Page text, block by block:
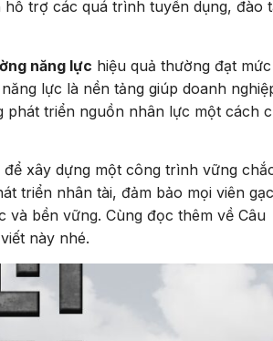
trợ các quá trình tuyển dụng, đào
năng lực hiệu quả thường đạt
lực là nền tảng giúp doanh
triển nguồn nhân lực một cách
xây dựng một công trình vững
triển nhân tài, đảm bảo mọi viên
bền vững. Cùng đọc thêm về Câu
này nhé.